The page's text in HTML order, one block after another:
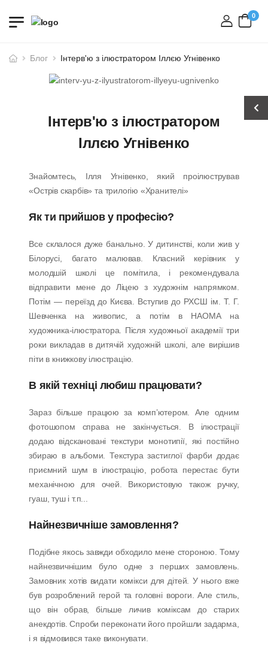
вхід
0
Блог Інтерв'ю з ілюстратором Іллєю Угнівенко
Інтерв'ю з ілюстратором
Іллєю Угнівенко
Знайомтесь, Ілля Угнівенко, який проілюстрував
«Острів скарбів» та трилогію «Хранителі»
Як ти прийшов у професію?
Все склалося дуже банально. У дитинстві, коли жив у
Білорусі, багато малював. Класний керівник у
молодшій школі це помітила, і рекомендувала
відправити мене до Ліцею з художнім напрямком.
Потім — переїзд до Києва. Вступив до РХСШ ім. Т. Г.
Шевченка на живопис, а потім в НАОМА на
художника-ілюстратора. Після художньої академії три
роки викладав в дитячій художній школі, але вирішив
піти в книжкову ілюстрацію.
В якій техніці любиш працювати?
Зараз більше працюю за комп’ютером. Але одним
фотошопом справа не закінчується. В ілюстрації
додаю відскановані текстури монотипії, які постійно
збираю в альбоми. Текстура застиглої фарби додає
приємний шум в ілюстрацію, робота перестає бути
механічною для очей. Використовую також ручку,
гуаш, туш і т.п...
Найнезвичніше замовлення?
Подібне якось завжди обходило мене стороною. Тому
найнезвичнішим було одне з перших замовлень.
Замовник хотів видати комікси для дітей. У нього вже
був розроблений герой та головні вороги. Але стиль,
що він обрав, більше личив коміксам до старих
анекдотів. Спроби переконати його пройшли задарма,
і я відмовився таке виконувати.